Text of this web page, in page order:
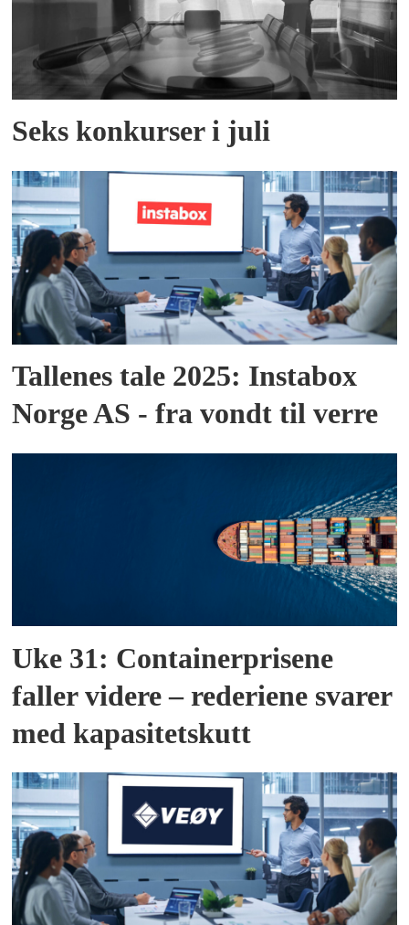
Seks konkurser i juli
Tallenes tale 2025: Instabox
Norge AS - fra vondt til verre
Uke 31: Containerprisene
faller videre – rederiene svarer
med kapasitetskutt